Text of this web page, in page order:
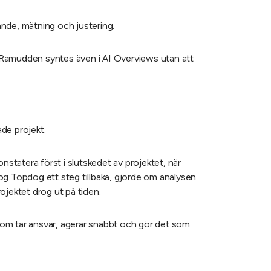
mätning och justering.
syntes även i AI Overviews utan att
projekt.
först i slutskedet av projektet, när
Topdog ett steg tillbaka, gjorde om analysen
drog ut på tiden.
tar ansvar, agerar snabbt och gör det som